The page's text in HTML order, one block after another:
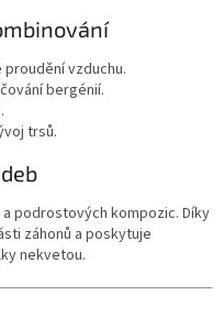
vzduchu.
bergénií.
trsů.
podrostových kompozic. Díky
záhonů a poskytuje
nekvetou.